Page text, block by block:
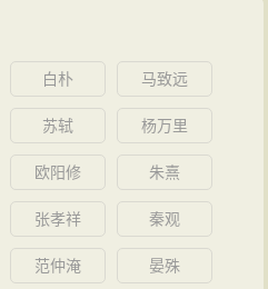
白朴 马致远
苏轼 杨万里
欧阳修 朱熹
张孝祥 秦观
范仲淹 晏殊